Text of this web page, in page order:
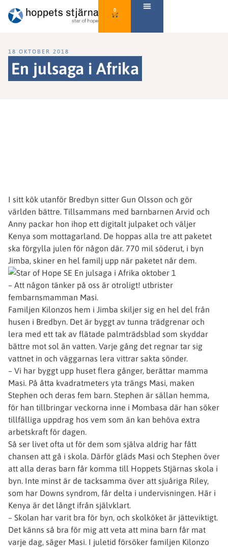
0
18 OKTOBER 2018
En julsaga i Afrika
I sitt kök utanför Bredbyn sitter Gun Olsson och gör
världen bättre. Tillsammans med barnbarnen Arvid och
Anny packar hon ihop ett digitalt julpaket och väljer
Kenya som mottagarland. De hoppas alla tre att paketet
ska förgylla julen för någon där. 770 mil söderut, i byn
Jimba, skiner en hel familj upp när paketet når dem.
– Att någon tänker på oss är otroligt! utbrister
fembarnsmamman Masi.
Familjen Kilonzos hem i Jimba skiljer sig en hel del från
husen i Bredbyn. Det är byggt av tunna trädgrenar och
lera med ett tak av flätade palmträdsblad som skyddar
bättre mot sol än vatten. Varje gång det regnar tar sig
vattnet in och väggarnas lera vittrar sakta sönder.
– Vi har byggt upp huset flera gånger, berättar mamma
Masi. På åtta kvadratmeters yta trängs Masi, maken
Stephen och deras fem barn. Stephen är sällan hemma,
för han tillbringar veckorna inne i Mombasa där han söker
tillfälliga uppdrag hos vem som än kan behöva extra
arbetskraft för dagen.
Så ser livet ofta ut för dem som själva aldrig har fått
chansen att gå i skola. Därför gläds Masi och Stephen över
att alla deras barn får komma till Hoppets Stjärnas skola i
byn. Inte minst är de tacksamma över att sjuåriga Riley,
som har Downs syndrom, får delta i undervisningen. Här i
Kenya är det långt ifrån självklart.
– Skolan har varit bra för byn, och skolköket är jätteviktigt.
Det känns så bra för mig att veta att mina barn får mat
varje dag, säger Masi. I juletid försöker familjen Kilonzo